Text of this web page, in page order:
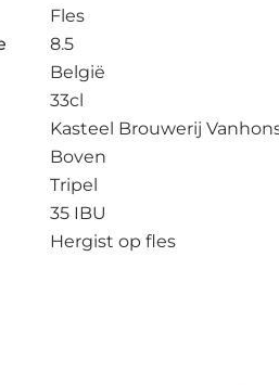
Fles
8.5
België
33cl
Kasteel Brouwerij
Boven
Tripel
35 IBU
Hergist op fles